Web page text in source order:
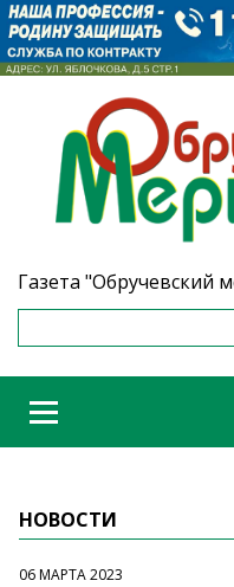
Газета "Обручевский
НОВОСТИ
06 МАРТА 2023